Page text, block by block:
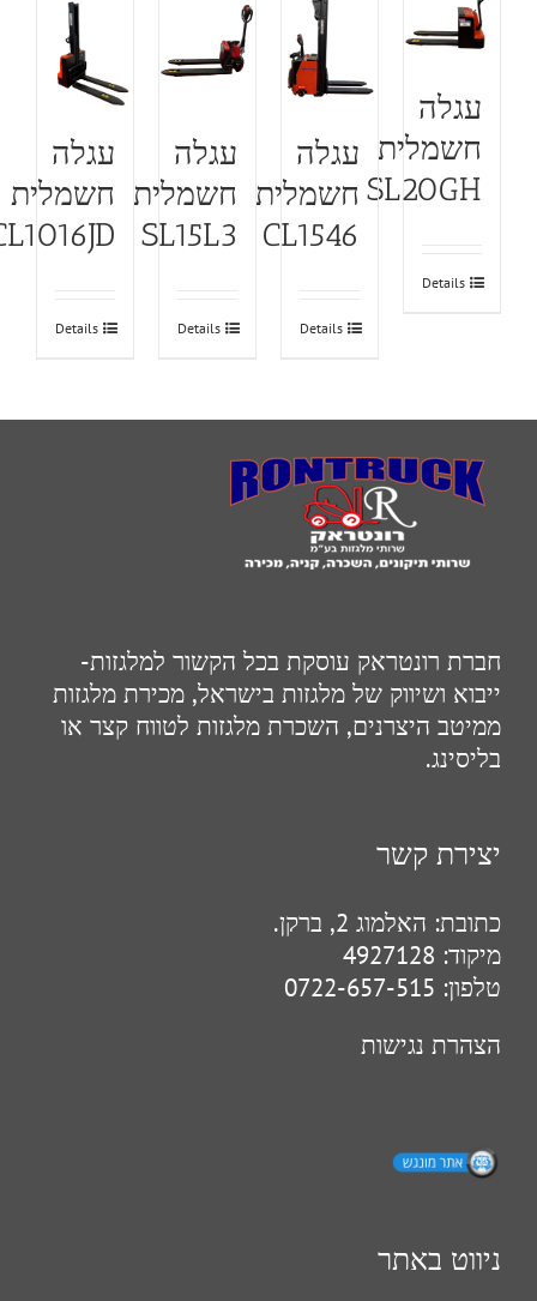
עגלה
חשמלית
SL20GH
Details
עגלה
חשמלית
CL1546
Details
עגלה
חשמלית
SL15L3
Details
עגלה
חשמלית
Details
חברת רונטראק עוסקת בכל הקשור למלגזות-
ייבוא ושיווק של מלגזות בישראל, מכירת מלגזות
ממיטב היצרנים, השכרת מלגזות לטווח קצר או
בליסינג.
יצירת קשר
כתובת: האלמוג 2, ברקן.
מיקוד:
טלפון: 0722-657-515
הצהרת נגישות
ניווט באתר